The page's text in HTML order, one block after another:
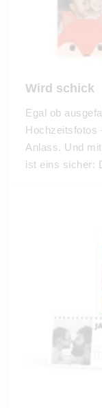
Wird schick
Egal ob
Hochzeitsfotos
Anlass. Und
ist eins sicher: